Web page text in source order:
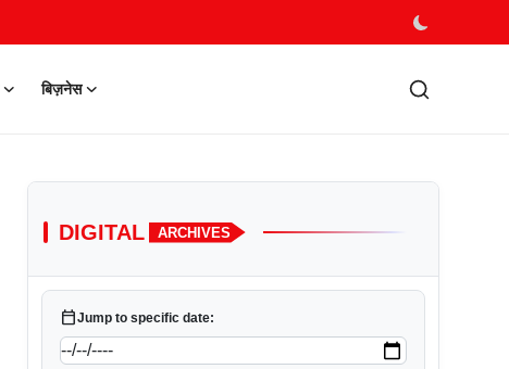
बिज़नेस
DIGITAL ARCHIVES
calendar_todayJump to specific date: